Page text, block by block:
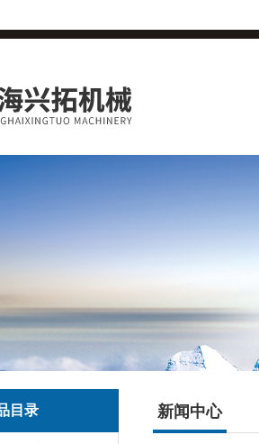
目录 新闻中心